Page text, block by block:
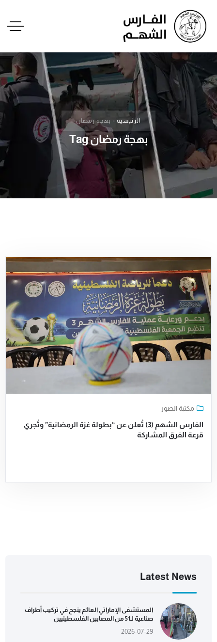
الرئيسية » بهجة رمضان
بهجة رمضان Tag
مكتبة الصور
الفارس الشهم (3) تُعلن عن “بطولة غزة الرمضانية” وتُجري
قرعة الفرق المشاركة
Latest News
المستشفى الإماراتي العائم ينجح في تركيب أطراف
صناعية لـ51 من المصابين الفلسطينيين
2026-07-29